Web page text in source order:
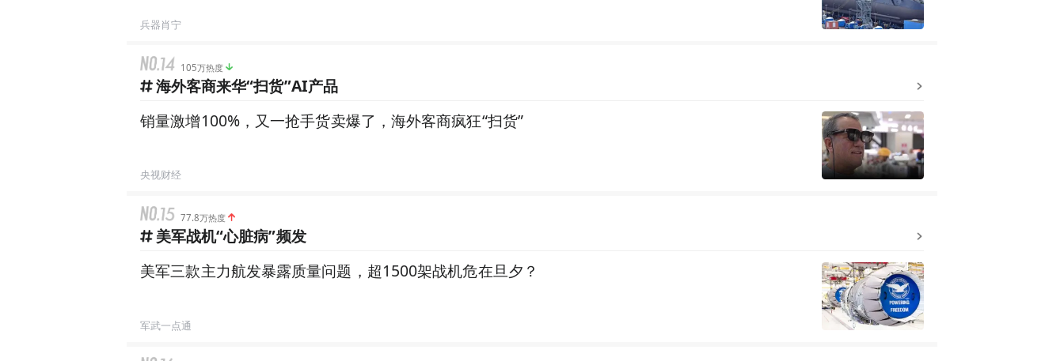
兵器肖宁
105万热度
海外客商来华“扫货”AI产品
销量激增100%，又一抢手货卖爆了，海外客商疯狂“扫货”
央视财经
77.8万热度
美军战机“心脏病”频发
美军三款主力航发暴露质量问题，超1500架战机危在旦夕？
军武一点通